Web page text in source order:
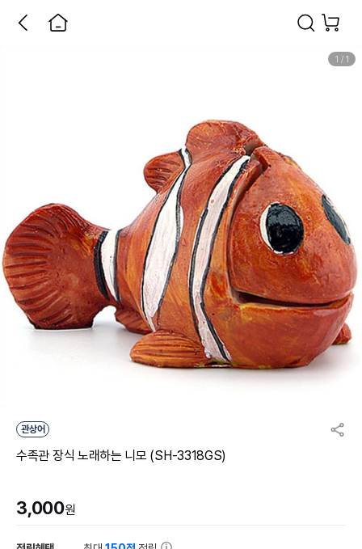
1 / 1
관상어
수족관 장식 노래하는 니모 (SH-3318GS)
3,000원